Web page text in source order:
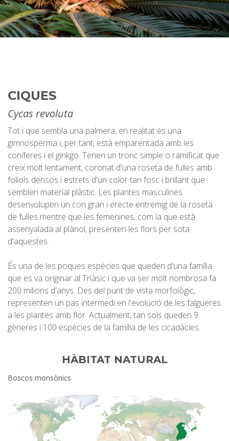
CIQUES
Cycas revoluta
Tot i que sembla una palmera, en realitat és una
gimnosperma i, per tant, està emparentada amb les
coníferes i el ginkgo. Tenen un tronc simple o ramificat que
creix molt lentament, coronat d'una roseta de fulles amb
folíols densos i estrets d'un color tan fosc i brillant que
semblen material plàstic. Les plantes masculines
desenvolupen un con gran i erecte entremig de la roseta
de fulles mentre que les femenines, com la que està
assenyalada al plànol, presenten les flors per sota
d'aquestes.
És una de les poques espècies que queden d'una família
que es va originar al Triàsic i que va ser molt nombrosa fa
200 milions d'anys. Des del punt de vista morfològic,
representen un pas intermedi en l'evolució de les falgueres
a les plantes amb flor. Actualment, tan sols queden 9
gèneres i 100 espècies de la família de les cicadàcies.
HÀBITAT NATURAL
Boscos monsònics